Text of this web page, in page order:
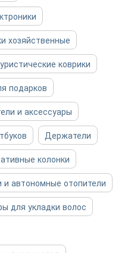
хозяйственные
коврики
подарков
и аксессуары
Держатели
колонки
и автономные отопители
для укладки волос